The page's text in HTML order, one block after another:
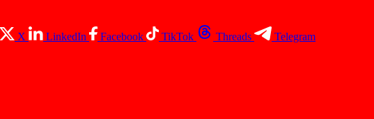
X LinkedIn Facebook TikTok Threads Telegram